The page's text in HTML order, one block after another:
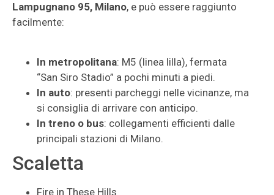
Lampugnano 95, Milano, e può essere raggiunto
facilmente:
In metropolitana: M5 (linea lilla), fermata
“San Siro Stadio” a pochi minuti a piedi.
In auto: presenti parcheggi nelle vicinanze, ma
si consiglia di arrivare con anticipo.
In treno o bus: collegamenti efficienti dalle
principali stazioni di Milano.
Scaletta
Fire in These Hills